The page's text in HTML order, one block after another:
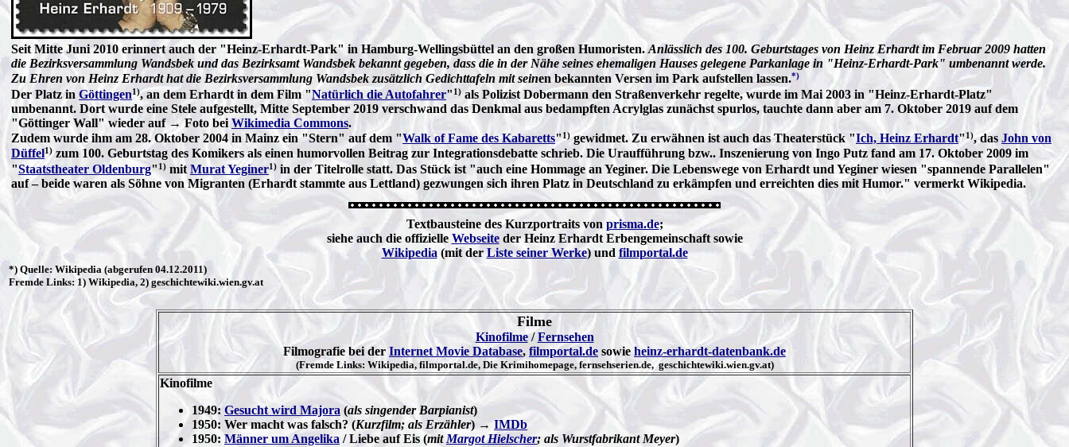
Seit Mitte Juni 2010 erinnert auch der "Heinz-Erhardt-Park" in Hamburg-Wellingsbüttel an den großen Humoristen.Anlässlich des 100. Geburtstages von Heinz Erhardt im Februar 2009 hatten
die Bezirksversammlung Wandsbek und das Bezirksamt Wandsbek bekannt gegeben, dass die in der Nähe seines ehemaligen Hauses gelegene Parkanlage in "Heinz-Erhardt-Park" umbenannt werde.
Zu Ehren von Heinz Erhardt hat die Bezirksversammlung Wandsbek zusätzlich Gedichttafeln mit seinen bekannten Versen im Park aufstellen lassen.*)
Der Platz in Göttingen1), an dem Erhardt in dem Film "Natürlich die Autofahrer" 1) als Polizist Dobermann den Straßenverkehr regelte, wurde im Mai 2003 in "Heinz-Erhardt-Platz"
umbenannt. Dort wurde eine Stele aufgestellt, Mitte September 2019 verschwand das Denkmal aus bedampften Acrylglas zunächst spurlos, tauchte dann aber am 7. Oktober 2019 auf dem
"Göttinger Wall" wieder auf → Foto bei Wikimedia Commons.
Zudem wurde ihm am 28. Oktober 2004 in Mainz ein "Stern" auf dem "Walk of Fame des Kabaretts"1)gewidmet. Zu erwähnen ist auch das Theaterstück "Ich, Heinz Erhardt"1), das John von
Düffel1)zum 100. Geburtstag des Komikers als einen humorvollen Beitrag zur Integrationsdebatte schrieb. Die Uraufführung bzw.. Inszenierung von Ingo Putz fand am 17. Oktober 2009 im
"Staatstheater Oldenburg" 1) mit Murat Yeginer1) in der Titelrolle statt. Das Stück ist "auch eine Hommage an Yeginer. Die Lebenswege von Erhardt und Yeginer wiesen "spannende Parallelen"
auf – beide waren als Söhne von Migranten (Erhardt stammte aus Lettland) gezwungen sich ihren Platz in Deutschland zu erkämpfen und erreichten dies mit Humor." vermerkt Wikipedia.
Textbausteine des Kurzportraits von prisma.de;
siehe auch die offizielle Webseiteder Heinz Erhardt Erbengemeinschaft sowie
Wikipedia (mit der Liste seiner Werke) und filmportal.de
*) Quelle: Wikipedia (abgerufen 04.12.2011)
Fremde Links: 1) Wikipedia, 2) geschichtewiki.wien.gv.at
Filme
Kinofilme/Fernsehen
Filmografie bei der Internet Movie Database, filmportal.de sowie heinz-erhardt-datenbank.de
(Fremde Links: Wikipedia, filmportal.de, Die Krimihomepage, fernsehserien.de, geschichtewiki.wien.gv.at)
Kinofilme
1949: Gesucht wird Majora (als singender Barpianist)
1950: Wer macht was falsch? (Kurzfilm; als Erzähler) → IMDb
1950: Männer um Angelika / Liebe auf Eis (mit Margot Hielscher; als Wurstfabrikant Meyer)